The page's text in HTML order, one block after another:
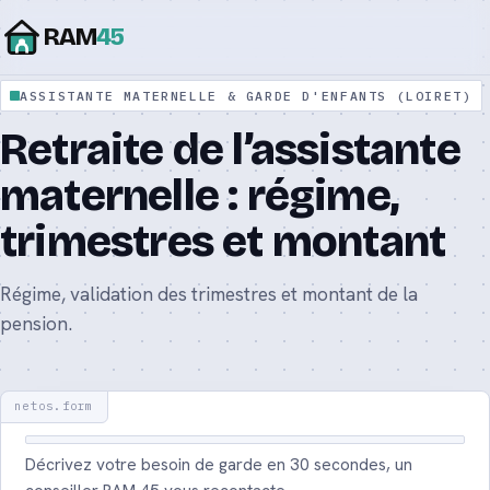
RAM45
Assistante maternelle agréée : le guide
complet 2026
Assistante maternelle ou nounou : quelle
différence ?
Tarif d’une assistante maternelle : prix et
calcul 2026
Contrat d’assistante maternelle : modèle et
mentions 2026
ASSISTANTE MATERNELLE & GARDE D'ENFANTS (LOIRET)
Retraite de l’assistante
maternelle : régime,
trimestres et montant
Régime, validation des trimestres et montant de la
pension.
Décrivez votre besoin de garde en 30 secondes, un